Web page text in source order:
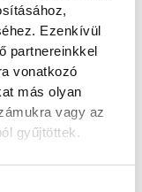
Ezenkívül
partnereinkkel
vonatkozó
más olyan
vagy az
gyűjtöttek.
az
a